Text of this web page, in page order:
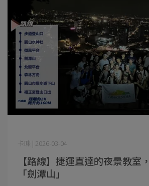
【路線】捷運直達的夜景教室
「劍潭山」
卡咪 | 2026-03-04